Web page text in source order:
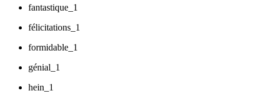
fantastique_1
félicitations_1
formidable_1
génial_1
hein_1